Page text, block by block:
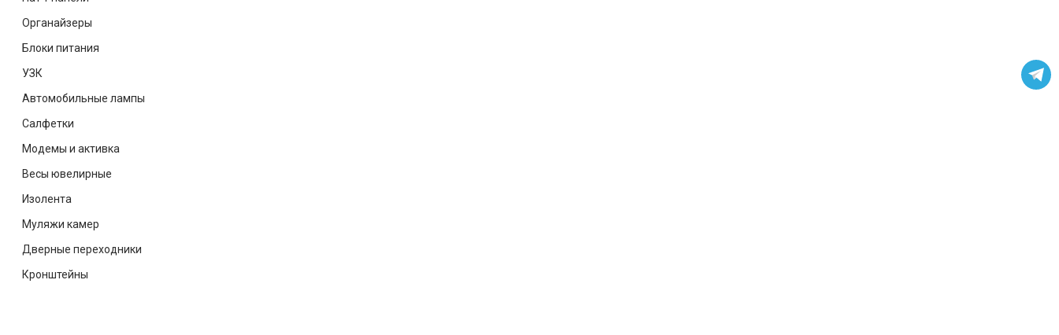
Органайзеры
Блоки питания
УЗК
Автомобильные лампы
Салфетки
Модемы и активка
Весы ювелирные
Изолента
Муляжи камер
Дверные переходники
Кронштейны